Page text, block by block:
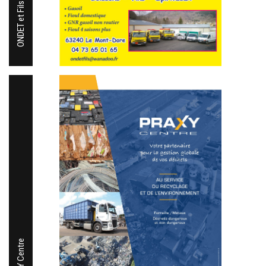
ONDET et Fils